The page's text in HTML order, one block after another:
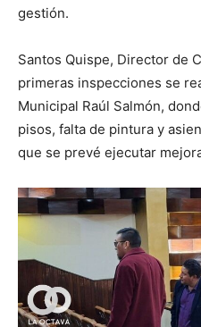
gestión.
Santos Quispe, Director de
primeras inspecciones se
Municipal Raúl Salmón,
pisos, falta de pintura y
que se prevé ejecutar